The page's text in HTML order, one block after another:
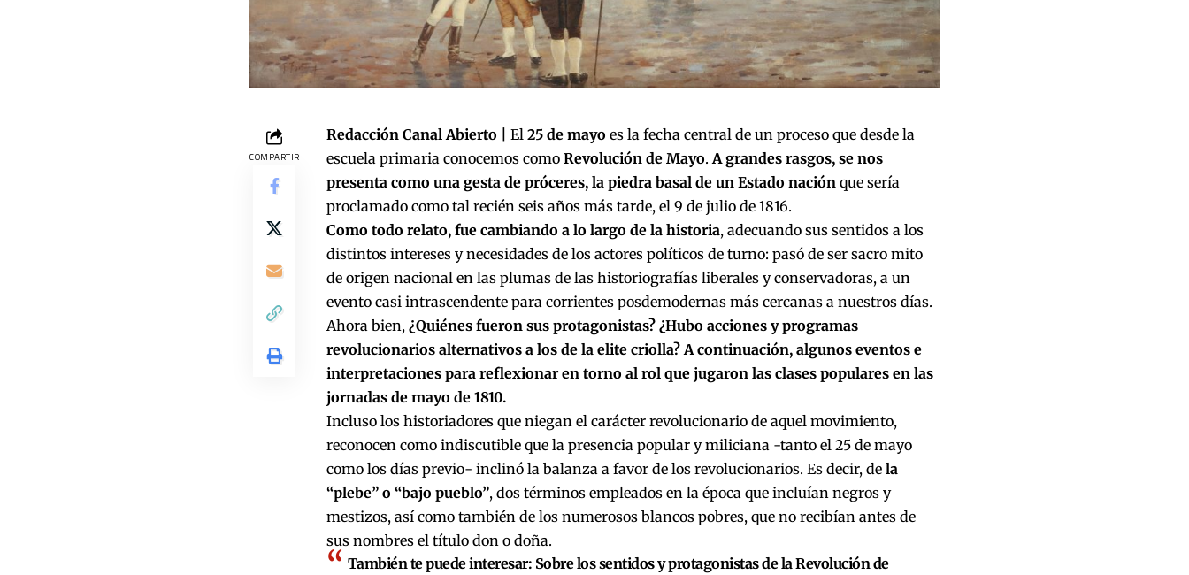
COMPARTIR
Redacción Canal Abierto | El25 de mayo es la fecha central de un proceso que desde la
escuela primaria conocemos como Revolución de Mayo.A grandes rasgos, se nos
presenta como una gesta de próceres, la piedra basal de un Estado naciónque sería
proclamado como tal recién seis años más tarde, el 9 de julio de 1816.
Como todo relato, fue cambiando a lo largo de la historia, adecuando sus sentidos a los
distintos intereses y necesidades de los actores políticos de turno: pasó de ser sacro mito
de origen nacional en las plumas de las historiografías liberales y conservadoras, a un
evento casi intrascendente para corrientes posdemodernas más cercanas a nuestros días.
Ahora bien,¿Quiénes fueron sus protagonistas? ¿Hubo acciones y programas
revolucionarios alternativos a los de la elite criolla? A continuación, algunos eventos e
interpretaciones para reflexionar en torno al rol que jugaron las clases populares en las
jornadas de mayo de 1810.
Incluso los historiadores que niegan el carácter revolucionario de aquel movimiento,
reconocen como indiscutible que la presencia popular y miliciana -tanto el 25 de mayo
como los días previo- inclinó la balanza a favor de los revolucionarios. Es decir, dela
“plebe” o “bajo pueblo”, dos términos empleados en la época que incluían negros y
mestizos, así como también de los numerosos blancos pobres, que no recibían antes de
sus nombres el título don o doña.
También te puede interesar: Sobre los sentidos y protagonistas de la Revolución de